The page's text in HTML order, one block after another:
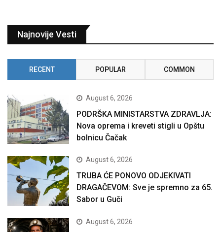
Najnovije Vesti
RECENT POPULAR COMMON
August 6, 2026
PODRŠKA MINISTARSTVA ZDRAVLJA:
Nova oprema i kreveti stigli u Opštu
bolnicu Čačak
August 6, 2026
TRUBA ĆE PONOVO ODJEKIVATI
DRAGAČEVOM: Sve je spremno za 65.
Sabor u Guči
August 6, 2026